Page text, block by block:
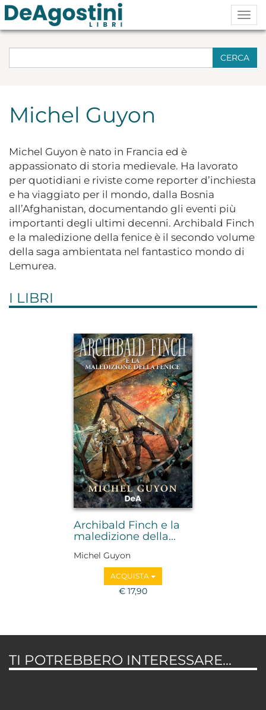
CERCA
Michel Guyon
Michel Guyon è nato in Francia ed è
appassionato di storia medievale. Ha lavorato
per quotidiani e riviste come reporter d’inchiesta
e ha viaggiato per il mondo, dalla Bosnia
all’Afghanistan, documentando gli eventi più
importanti degli ultimi decenni. Archibald Finch
e la maledizione della fenice è il secondo volume
della saga ambientata nel fantastico mondo di
Lemurea.
I LIBRI
Archibald Finch e la
maledizione della...
Michel Guyon
ACQUISTA
€ 17,90
TI POTREBBERO INTERESSARE...